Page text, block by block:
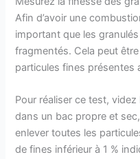
Afin d’avoir une
important que les
fragmentés. Cela peut
particules fines présentes
Pour réaliser ce test,
dans un bac propre et
enlever toutes les
de fines inférieur à 1 %